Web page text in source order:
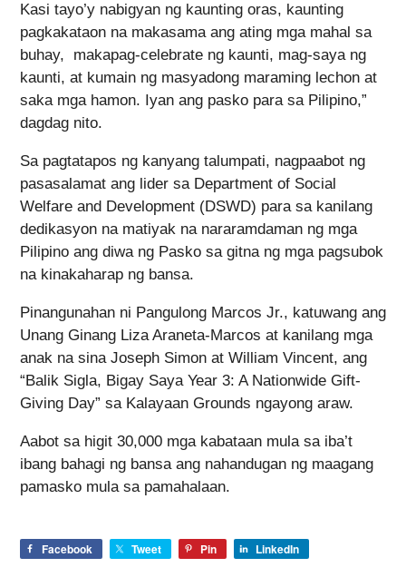
Kasi tayo’y nabigyan ng kaunting oras, kaunting
pagkakataon na makasama ang ating mga mahal sa
buhay, makapag-celebrate ng kaunti, mag-saya ng
kaunti, at kumain ng masyadong maraming lechon at
saka mga hamon. Iyan ang pasko para sa Pilipino,”
dagdag nito.
Sa pagtatapos ng kanyang talumpati, nagpaabot ng
pasasalamat ang lider sa Department of Social
Welfare and Development (DSWD) para sa kanilang
dedikasyon na matiyak na nararamdaman ng mga
Pilipino ang diwa ng Pasko sa gitna ng mga pagsubok
na kinakaharap ng bansa.
Pinangunahan ni Pangulong Marcos Jr., katuwang ang
Unang Ginang Liza Araneta-Marcos at kanilang mga
anak na sina Joseph Simon at William Vincent, ang
“Balik Sigla, Bigay Saya Year 3: A Nationwide Gift-
Giving Day” sa Kalayaan Grounds ngayong araw.
Aabot sa higit 30,000 mga kabataan mula sa iba’t
ibang bahagi ng bansa ang nahandugan ng maagang
pamasko mula sa pamahalaan.
Facebook Tweet Pin LinkedIn